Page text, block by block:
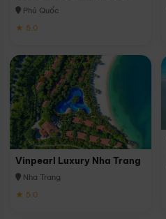
Phú Quốc
★ 5.0
Vinpearl Luxury Nha Trang
Nha Trang
★ 5.0